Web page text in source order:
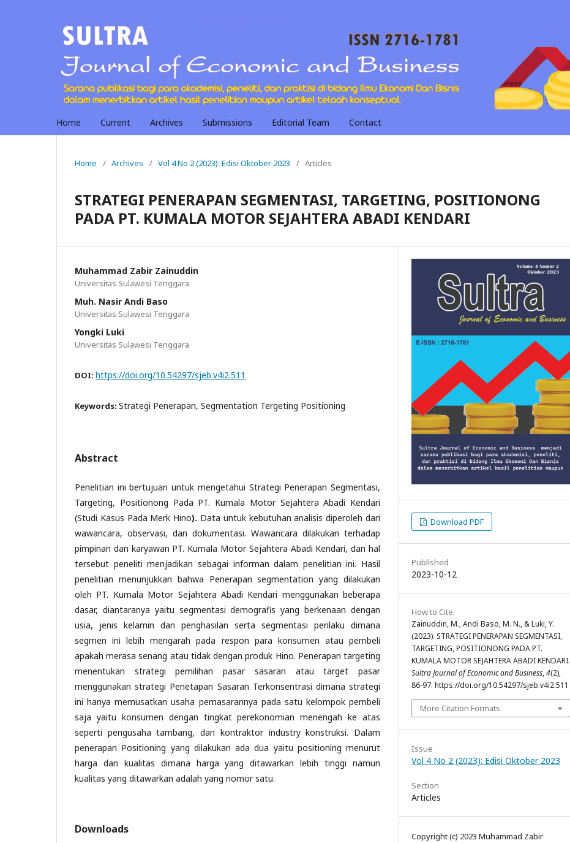
Home Current Archives Submissions Editorial Team Contact
Home / Archives / Vol 4 No 2 (2023): Edisi Oktober 2023 / Articles
STRATEGI PENERAPAN SEGMENTASI, TARGETING, POSITIONONG
PADA PT. KUMALA MOTOR SEJAHTERA ABADI KENDARI
Muhammad Zabir Zainuddin
Universitas Sulawesi Tenggara
Muh. Nasir Andi Baso
Universitas Sulawesi Tenggara
Yongki Luki
Universitas Sulawesi Tenggara
DOI: https://doi.org/10.54297/sjeb.v4i2.511
Keywords: Strategi Penerapan, Segmentation Tergeting Positioning
Abstract
Penelitian ini bertujuan untuk mengetahui Strategi Penerapan Segmentasi,
Targeting, Positionong Pada PT. Kumala Motor Sejahtera Abadi Kendari
(Studi Kasus Pada Merk Hino). Data untuk kebutuhan analisis diperoleh dari
wawancara, observasi, dan dokumentasi. Wawancara dilakukan terhadap
pimpinan dan karyawan PT. Kumala Motor Sejahtera Abadi Kendari, dan hal
tersebut peneliti menjadikan sebagai informan dalam penelitian ini. Hasil
penelitian menunjukkan bahwa Penerapan segmentation yang dilakukan
oleh PT. Kumala Motor Sejahtera Abadi Kendari menggunakan beberapa
dasar, diantaranya yaitu segmentasi demografis yang berkenaan dengan
usia, jenis kelamin dan penghasilan serta segmentasi perilaku dimana
segmen ini lebih mengarah pada respon para konsumen atau pembeli
apakah merasa senang atau tidak dengan produk Hino. Penerapan targeting
menentukan strategi pemilihan pasar sasaran atau target pasar
menggunakan strategi Penetapan Sasaran Terkonsentrasi dimana strategi
ini hanya memusatkan usaha pemasarannya pada satu kelompok pembeli
saja yaitu konsumen dengan tingkat perekonomian menengah ke atas
seperti pengusaha tambang, dan kontraktor industry konstruksi. Dalam
penerapan Positioning yang dilakukan ada dua yaitu positioning menurut
harga dan kualitas dimana harga yang ditawarkan lebih tinggi namun
kualitas yang ditawarkan adalah yang nomor satu.
Downloads
Download PDF
Published
2023-10-12
How to Cite
Zainuddin, M., Andi Baso, M. N., & Luki, Y.
(2023). STRATEGI PENERAPAN SEGMENTASI,
TARGETING, POSITIONONG PADA PT.
KUMALA MOTOR SEJAHTERA ABADI KENDARI.
Sultra Journal of Economic and Business,4(2),
86-97. https://doi.org/10.54297/sjeb.v4i2.511
More Citation Formats
Issue
Vol 4 No 2 (2023): Edisi Oktober 2023
Section
Articles
Copyright (c) 2023 Muhammad Zabir